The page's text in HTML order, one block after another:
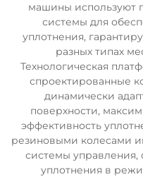
машины используют
системы для
уплотнения,
разных типах
Технологическая
спроектированные
динамически
поверхности,
эффективность
резиновыми колесами
системы
уплотнения в